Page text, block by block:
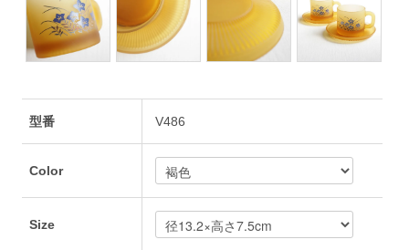
型番 V486
Color
Size